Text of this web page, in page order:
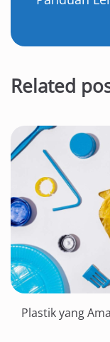
Related
Plastik yang